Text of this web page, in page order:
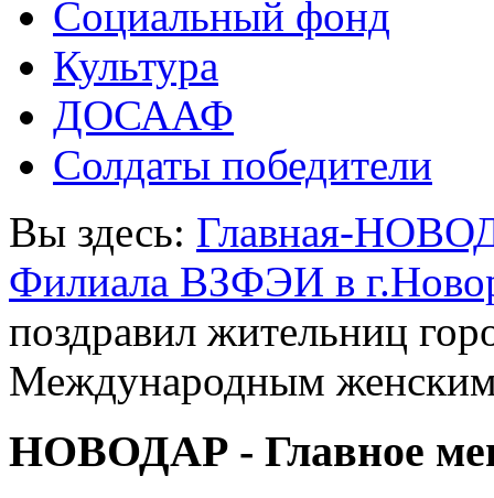
Социальный фонд
Культура
ДОСААФ
Солдаты победители
Вы здесь: Главная-
Филиала ВЗФЭИ в
поздравил жительниц
Международным
НОВОДАР - Главное